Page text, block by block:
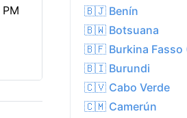
🇧🇯 Benín
🇧🇼 Botsuana
🇧🇫 Burkina Fasso
🇧🇮 Burundi
🇨🇻 Cabo Verde
🇨🇲 Camerún